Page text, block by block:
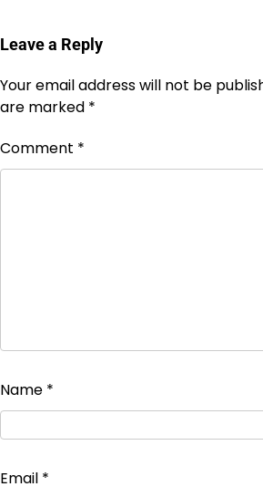
Leave a Reply
Your email address will not be
are marked *
Comment *
Name *
Email *